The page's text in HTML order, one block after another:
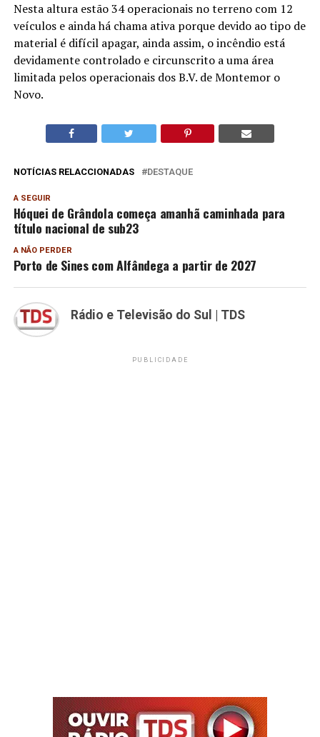
Nesta altura estão 34 operacionais no terreno com 12
veículos e ainda há chama ativa porque devido ao tipo de
material é difícil apagar, ainda assim, o incêndio está
devidamente controlado e circunscrito a uma área
limitada pelos operacionais dos B.V. de Montemor o
Novo.
NOTÍCIAS RELACCIONADAS DESTAQUE
A SEGUIR
Hóquei de Grândola começa amanhã caminhada para
título nacional de sub23
A NÃO PERDER
Porto de Sines com Alfândega a partir de 2027
Rádio e Televisão do Sul | TDS
PUBLICIDADE